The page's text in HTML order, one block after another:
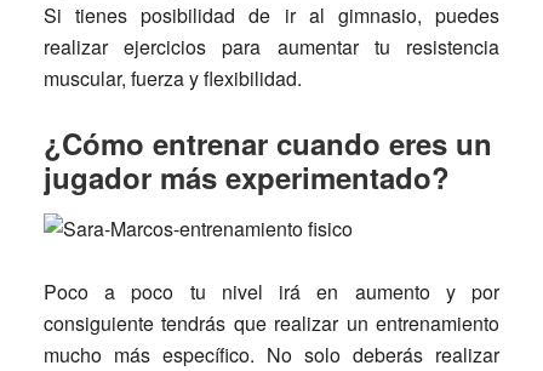
Si tienes posibilidad de ir al gimnasio, puedes
realizar ejercicios para aumentar tu resistencia
muscular, fuerza y flexibilidad.
¿Cómo entrenar cuando eres un
jugador más experimentado?
Poco a poco tu nivel irá en aumento y por
consiguiente tendrás que realizar un entrenamiento
mucho más específico. No solo deberás realizar